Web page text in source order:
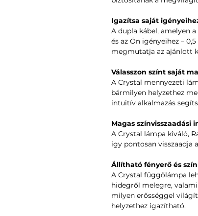
Igazítsa saját
A dupla kábel, amelyen
és az Ön igényeihez –
megmutatja az ajánlott
Válasszon színt saját
A Crystal mennyezeti
bármilyen helyzethez
intuitív alkalmazás
Magas színvisszaadási
A Crystal lámpa kiváló,
így pontosan visszaadja
Állítható fényerő és
A Crystal függőlámpa
hidegről melegre,
milyen erősséggel
helyzethez igazítható.